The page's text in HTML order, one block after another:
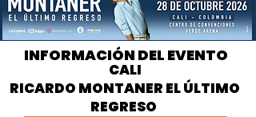
INFORMACIÓN DEL EVENTO
CALI
RICARDO MONTANER EL ÚLTIMO
REGRESO